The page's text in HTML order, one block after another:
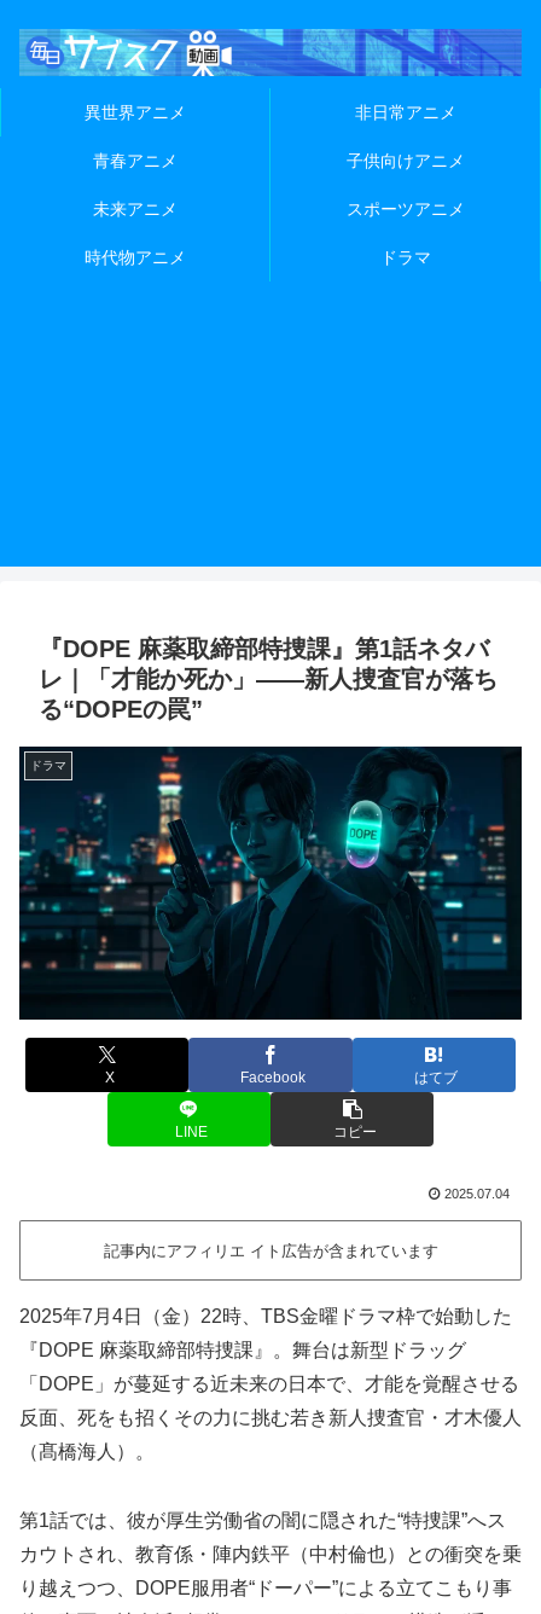
異世界アニメ 非日常アニメ
青春アニメ 子供向けアニメ
未来アニメ スポーツアニメ
時代物アニメ ドラマ
『DOPE 麻薬取締部特捜課』第1話ネタバ
レ｜「才能か死か」——新人捜査官が落ち
る“DOPEの罠”
ドラマ
X Facebook はてブ
LINE コピー
2025.07.04
記事内にアフィリエ イト広告が含まれています
2025年7月4日（金）22時、TBS金曜ドラマ枠で始動した
『DOPE 麻薬取締部特捜課』。舞台は新型ドラッグ
「DOPE」が蔓延する近未来の日本で、才能を覚醒させる
反面、死をも招くその力に挑む若き新人捜査官・才木優人
（髙橋海人）。
第1話では、彼が厚生労働省の闇に隠された“特捜課”へス
カウトされ、教育係・陣内鉄平（中村倫也）との衝突を乗
り越えつつ、DOPE服用者“ドーパー”による立てこもり事